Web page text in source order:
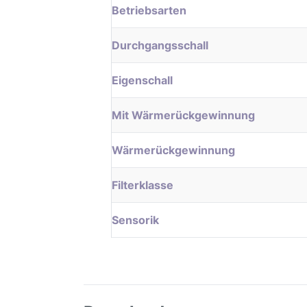
Betriebsarten
Durchgangsschall
Eigenschall
Mit Wärmerückgewinnung
Wärmerückgewinnung
Filterklasse
Sensorik